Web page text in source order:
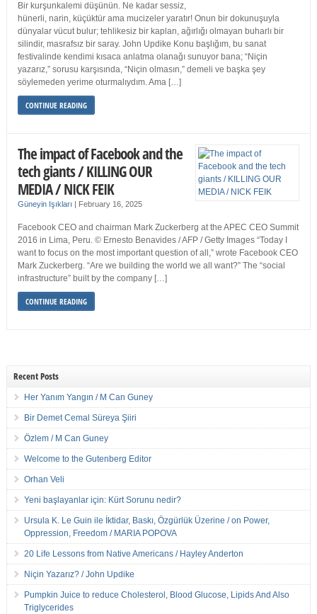
Bir kurşunkalemi düşünün. Ne kadar sessiz,
hünerli, narin, küçüktür ama mucizeler yaratır! Onun bir dokunuşuyla
dünyalar vücut bulur; tehlikesiz bir kaplan, ağırlığı olmayan buharlı bir
silindir, masrafsız bir saray. John Updike Konu başlığım, bu sanat
festivalinde kendimi kısaca anlatma olanağı sunuyor bana; “Niçin
yazarız,” sorusu karşısında, “Niçin olmasın,” demeli ve başka şey
söylemeden yerime oturmalıydım. Ama […]
CONTINUE READING
The impact of Facebook and the
tech giants / KILLING OUR
MEDIA / NICK FEIK
Güneyin Işıkları | February 16, 2025
Facebook CEO and chairman Mark Zuckerberg at the APEC CEO Summit
2016 in Lima, Peru. © Ernesto Benavides / AFP / Getty Images “Today I
want to focus on the most important question of all,” wrote Facebook CEO
Mark Zuckerberg. “Are we building the world we all want?” The “social
infrastructure” built by the company […]
CONTINUE READING
Recent Posts
Her Yanım Yangın / M Can Guney
Bir Demet Cemal Süreya Şiiri
Özlem / M Can Guney
Welcome to the Gutenberg Editor
Orhan Veli
Yeni başlayanlar için: Kürt Sorunu nedir?
Ursula K. Le Guin ile İktidar, Baskı, Özgürlük Üzerine / on Power,
Oppression, Freedom / MARIA POPOVA
20 Life Lessons from Native Americans / Hayley Anderton
Niçin Yazarız? / John Updike
Pumpkin Juice to reduce Cholesterol, Blood Glucose, Lipids And Also
Triglycerides